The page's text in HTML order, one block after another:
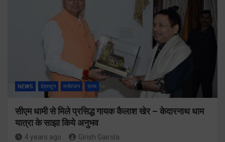
NEWS देहरादून मनोरंजन राज्य
सीएम धामी से मिले प्रसिद्ध गायक कैलाश खेर – केदारनाथ धाम
यात्रा के साझा किये अनुभव
4 years ago Girish Gairola